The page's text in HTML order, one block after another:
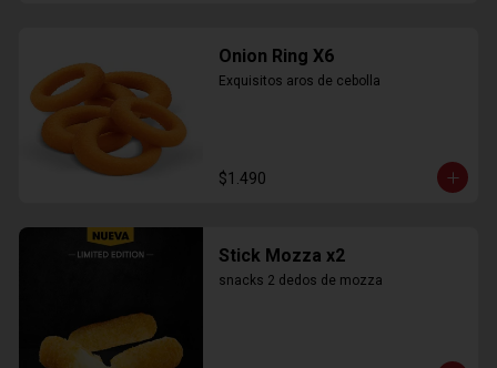
Onion Ring X6
Exquisitos aros de cebolla
$1.490
Stick Mozza x2
snacks 2 dedos de mozza